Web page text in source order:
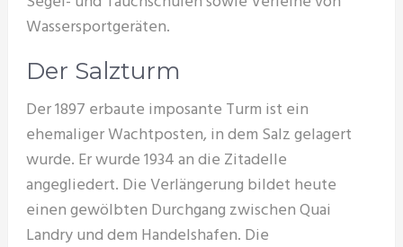
Wassersportgeräten.
Der Salzturm
Der 1897 erbaute imposante Turm ist ein
ehemaliger Wachtposten, in dem Salz gelagert
wurde. Er wurde 1934 an die Zitadelle
angegliedert. Die Verlängerung bildet heute
einen gewölbten Durchgang zwischen Quai
Landry und dem Handelshafen. Die